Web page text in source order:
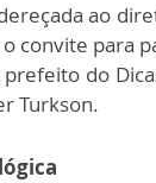
ao
convite para
do
Turkson.